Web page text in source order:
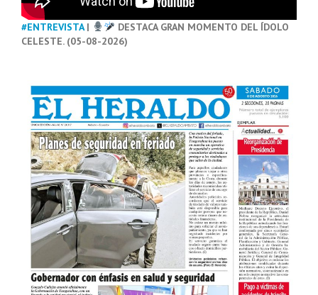
#ENTREVISTA|
DESTACA GRAN MOMENTO DEL ÍDOLO
CELESTE. (05-08-2026)